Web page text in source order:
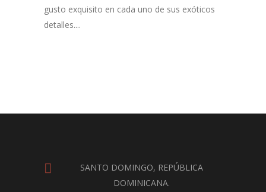
gusto exquisito en cada uno de sus exóticos
detalles....
SANTO DOMINGO, REPÚBLICA
DOMINICANA.